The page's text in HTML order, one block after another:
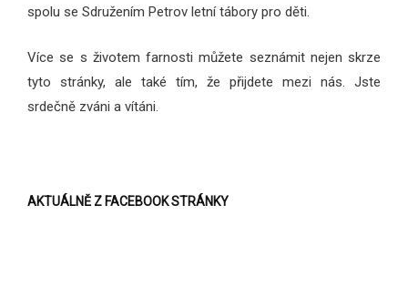
spolu se Sdružením Petrov letní tábory pro děti.
Více se s životem farnosti můžete seznámit nejen skrze
tyto stránky, ale také tím, že přijdete mezi nás. Jste
srdečně zváni a vítáni.
AKTUÁLNĚ Z FACEBOOK STRÁNKY